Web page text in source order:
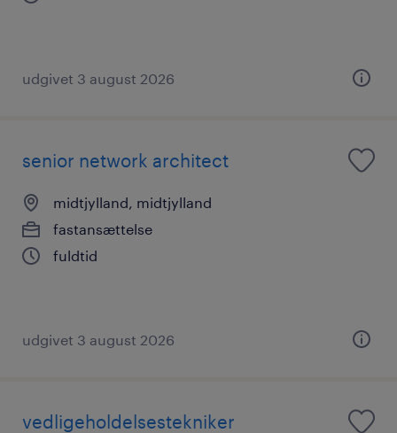
udgivet 3 august 2026
senior network architect
midtjylland, midtjylland
fastansættelse
fuldtid
udgivet 3 august 2026
vedligeholdelsestekniker